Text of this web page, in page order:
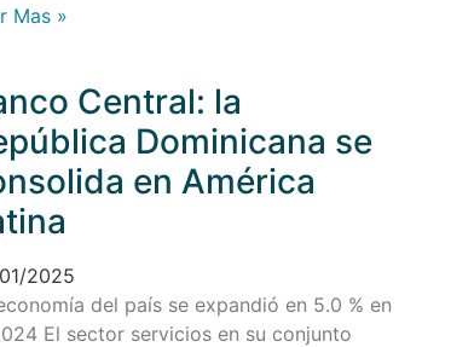
Mas »
Central: la
Dominicana se
en América
2025
del país se expandió en 5.0 % en
El sector servicios en su conjunto